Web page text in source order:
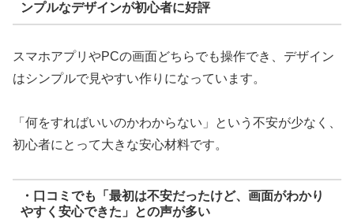
ンプルなデザインが初心者に好評
スマホアプリやPCの画面どちらでも操作でき、デザイン
はシンプルで見やすい作りになっています。
「何をすればいいのかわからない」という不安が少なく、
初心者にとって大きな安心材料です。
・口コミでも「最初は不安だったけど、画面がわかり
やすく安心できた」との声が多い